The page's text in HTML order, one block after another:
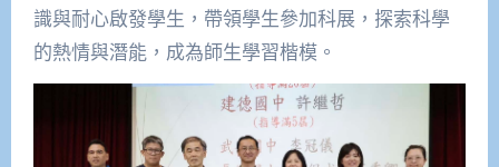
識與耐心啟發學生，帶領學生參加科展，探索科學
的熱情與潛能，成為師生學習楷模。